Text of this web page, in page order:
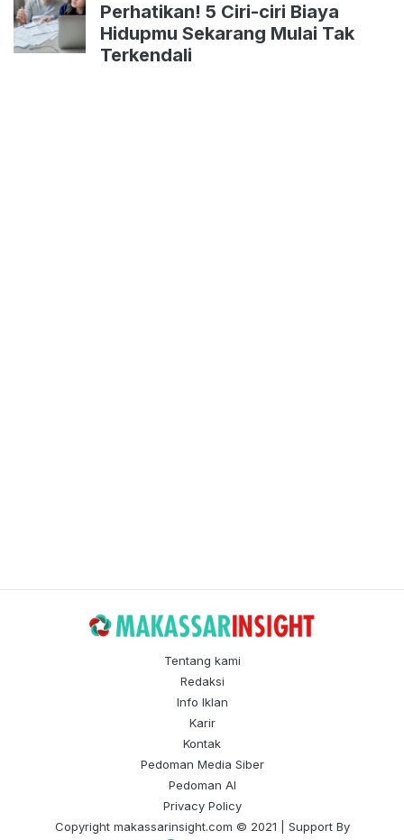
Perhatikan! 5 Ciri-ciri Biaya
Hidupmu Sekarang Mulai Tak
Terkendali
Tentang kami
Redaksi
Info Iklan
Karir
Kontak
Pedoman Media Siber
Pedoman AI
Privacy Policy
Copyright makassarinsight.com © 2021 | Support By